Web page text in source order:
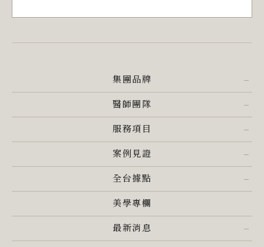
集團品牌
醫師團隊
服務項目
案例見證
全台據點
美學專欄
最新消息